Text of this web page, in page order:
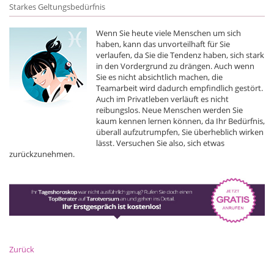
Starkes Geltungsbedürfnis
Wenn Sie heute viele Menschen um sich
haben, kann das unvorteilhaft für Sie
verlaufen, da Sie die Tendenz haben, sich stark
in den Vordergrund zu drängen. Auch wenn
Sie es nicht absichtlich machen, die
Teamarbeit wird dadurch empfindlich gestört.
Auch im Privatleben verläuft es nicht
reibungslos. Neue Menschen werden Sie
kaum kennen lernen können, da Ihr Bedürfnis,
überall aufzutrumpfen, Sie überheblich wirken
lässt. Versuchen Sie also, sich etwas
zurückzunehmen.
Zurück